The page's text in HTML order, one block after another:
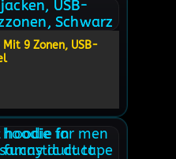
9 Zonen, USB-